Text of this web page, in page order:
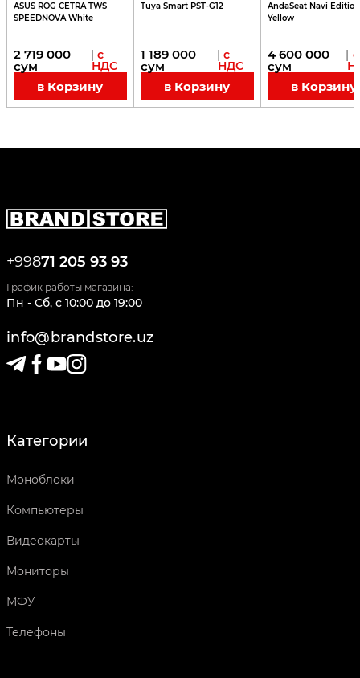
ASUS ROG CETRA TWS
SPEEDNOVA White
2 719 000
сум
| с
НДС
в Корзину
Tuya Smart PST-G12
1 189 000
сум
| с
НДС
в Корзину
AndaSeat Navi Edition
Yellow
4 600 000
сум
| с
в Корзину
+99871 205 93 93
График работы магазина:
Пн - Сб, c 10:00 до 19:00
info@brandstore.uz
Категории
Моноблоки
Компьютеры
Видеокарты
Мониторы
МФУ
Телефоны